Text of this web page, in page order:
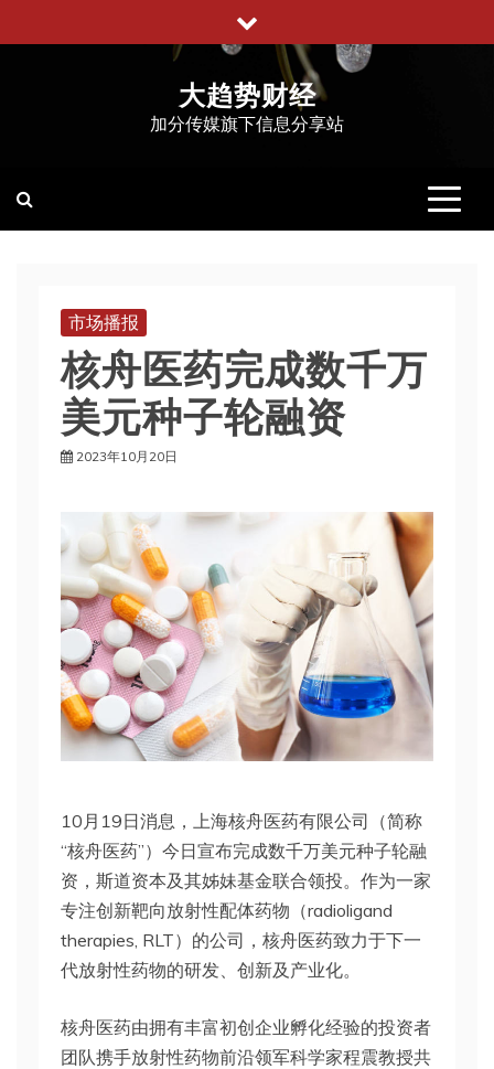
至
大趋势财经
加分传媒旗下信息分享站
市场播报
核舟医药完成数千万
美元种子轮融资
2023年10月20日
10月19日消息，上海核舟医药有限公司（简称
“核舟医药”）今日宣布完成数千万美元种子轮融
资，斯道资本及其姊妹基金联合领投。作为一家
专注创新靶向放射性配体药物（radioligand
therapies, RLT）的公司，核舟医药致力于下一
代放射性药物的研发、创新及产业化。
核舟医药由拥有丰富初创企业孵化经验的投资者
团队携手放射性药物前沿领军科学家程震教授共